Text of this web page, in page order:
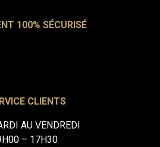
100% SÉCURISÉ
CLIENTS
AU VENDREDI
– 17H30